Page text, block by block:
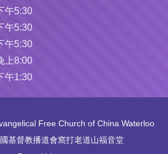
午5:30
午5:30
午5:30
上8:00
午1:30
Free Church of China Waterloo
基督教播道會窩打老道山福音堂